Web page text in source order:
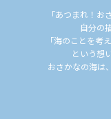
「あつまれ！お
自分の
「海のことを考
という想
おさかなの海は